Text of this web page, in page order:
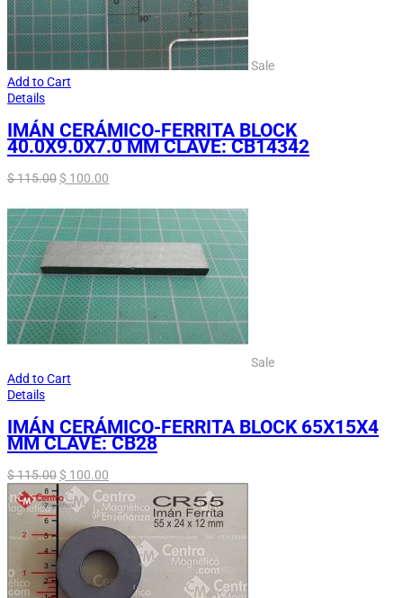
Sale
Add to Cart
Details
IMÁN CERÁMICO-FERRITA BLOCK
40.0X9.0X7.0 MM CLAVE: CB14342
$115.00 $ 100.00
Sale
Add to Cart
Details
IMÁN CERÁMICO-FERRITA BLOCK 65X15X4
MM CLAVE: CB28
$115.00 $ 100.00